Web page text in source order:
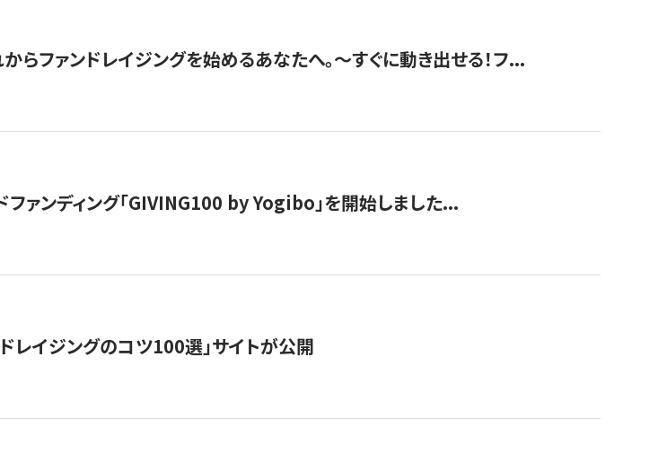
からファンドレイジングを始めるあなたへ。〜すぐに動き出せる！フ...
ァンディング「GIVING100 by Yogibo」を開始しました...
レイジングのコツ100選」サイトが公開